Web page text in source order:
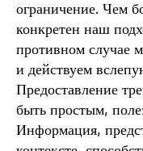
ограничение. Чем
конкретен наш
противном случае
и действуем
Предоставление
быть простым,
Информация,